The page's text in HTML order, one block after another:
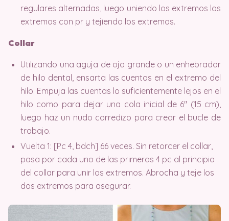
regulares alternadas, luego uniendo los extremos los
extremos con pr y tejiendo los extremos.
Collar
Utilizando una aguja de ojo grande o un enhebrador
de hilo dental, ensarta las cuentas en el extremo del
hilo. Empuja las cuentas lo suficientemente lejos en el
hilo como para dejar una cola inicial de 6″ (15 cm),
luego haz un nudo corredizo para crear el bucle de
trabajo.
Vuelta 1: [Pc 4, bdch] 66 veces. Sin retorcer el collar,
pasa por cada uno de las primeras 4 pc al principio
del collar para unir los extremos. Abrocha y teje los
dos extremos para asegurar.